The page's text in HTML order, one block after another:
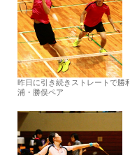
昨日に引き続きストレートで勝
浦・勝俣ペア